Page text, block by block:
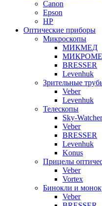
Canon
Epson
HP
Оптические приборы
Микроскопы
МИКМЕД
BRESSER
Levenhuk
Зрительные
Veber
Levenhuk
Телескопы
Sky-Watcher
Veber
BRESSER
Levenhuk
Konus
Прицелы
Veber
Vortex
Бинокли и
Veber